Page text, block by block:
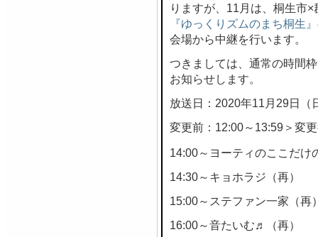
りますが、11月は、桐生市
『ゆっくりズムのまち桐生
会場から中継を行います。
つきましては、通常の時間
お知らせします。
放送日：2020年11月29日（
変更前：12:00～13:59＞変
14:00～ヨーティのここだけ
14:30～キョホラジ（再）
15:00～ステファン一家（再
16:00～音たいむ♬（再）